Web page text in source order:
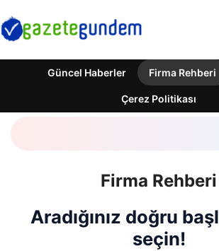
Güncel Haberler Firma Rehberi
Çerez Politikası
Firma Rehberi
Aradığınız doğru
seçin!